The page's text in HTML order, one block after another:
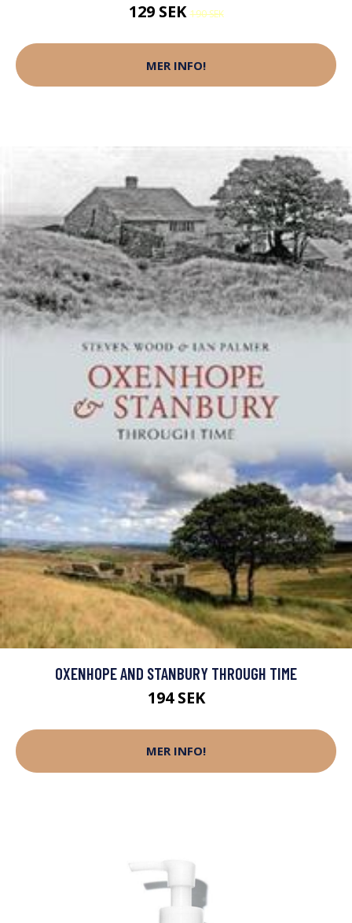
129 SEK190 SEK
MER INFO!
OXENHOPE AND STANBURY THROUGH TIME
194 SEK
MER INFO!